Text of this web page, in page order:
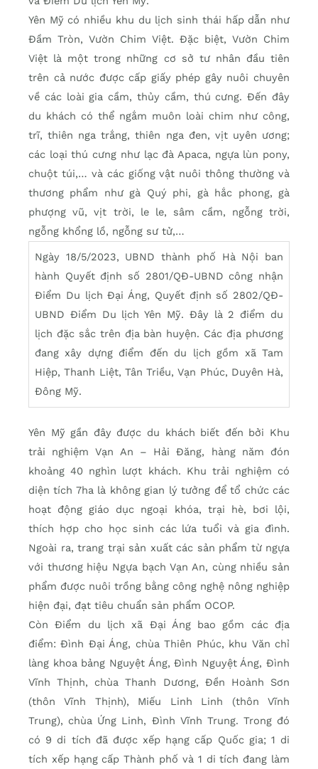
Yên Mỹ có nhiều khu du lịch sinh thái hấp dẫn như
Đầm Tròn, Vườn Chim Việt. Đặc biệt, Vườn Chim
Việt là một trong những cơ sở tư nhân đầu tiên
trên cả nước được cấp giấy phép gây nuôi chuyên
về các loài gia cầm, thủy cầm, thú cưng. Đến đây
du khách có thể ngắm muôn loài chim như công,
trĩ, thiên nga trắng, thiên nga đen, vịt uyên ương;
các loại thú cưng như lạc đà Apaca, ngựa lùn pony,
chuột túi,… và các giống vật nuôi thông thường và
thương phẩm như gà Quý phi, gà hắc phong, gà
phượng vũ, vịt trời, le le, sâm cầm, ngỗng trời,
ngỗng khổng lồ, ngỗng sư tử,…
Ngày 18/5/2023, UBND thành phố Hà Nội ban
hành Quyết định số 2801/QĐ-UBND công nhận
Điểm Du lịch Đại Áng, Quyết định số 2802/QĐ-
UBND Điểm Du lịch Yên Mỹ. Đây là 2 điểm du
lịch đặc sắc trên địa bàn huyện. Các địa phương
đang xây dựng điểm đến du lịch gồm xã Tam
Hiệp, Thanh Liệt, Tân Triều, Vạn Phúc, Duyên Hà,
Đông Mỹ.
Yên Mỹ gần đây được du khách biết đến bởi Khu
trải nghiệm Vạn An – Hải Đăng, hàng năm đón
khoảng 40 nghìn lượt khách. Khu trải nghiệm có
diện tích 7ha là không gian lý tưởng để tổ chức các
hoạt động giáo dục ngoại khóa, trại hè, bơi lội,
thích hợp cho học sinh các lứa tuổi và gia đình.
Ngoài ra, trang trại sản xuất các sản phẩm từ ngựa
với thương hiệu Ngựa bạch Vạn An, cùng nhiều sản
phẩm được nuôi trồng bằng công nghệ nông nghiệp
hiện đại, đạt tiêu chuẩn sản phẩm OCOP.
Còn Điểm du lịch xã Đại Áng bao gồm các địa
điểm: Đình Đại Áng, chùa Thiên Phúc, khu Văn chỉ
làng khoa bảng Nguyệt Áng, Đình Nguyệt Áng, Đình
Vĩnh Thịnh, chùa Thanh Dương, Đền Hoành Sơn
(thôn Vĩnh Thịnh), Miếu Linh Linh (thôn Vĩnh
Trung), chùa Ứng Linh, Đình Vĩnh Trung. Trong đó
có 9 di tích đã được xếp hạng cấp Quốc gia; 1 di
tích xếp hạng cấp Thành phố và 1 di tích đang làm